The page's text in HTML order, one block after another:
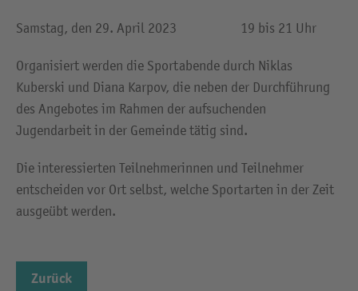
Samstag, den 29. April 2023 19 bis 21 Uhr
Organisiert werden die Sportabende durch Niklas
Kuberski und Diana Karpov, die neben der Durchführung
des Angebotes im Rahmen der aufsuchenden
Jugendarbeit in der Gemeinde tätig sind.
Die interessierten Teilnehmerinnen und Teilnehmer
entscheiden vor Ort selbst, welche Sportarten in der Zeit
ausgeübt werden.
Zurück